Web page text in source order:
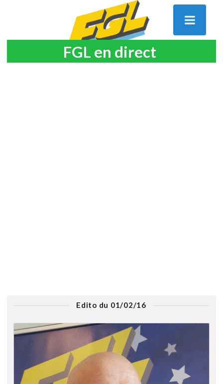
FGL en direct
Edito du 01/02/16